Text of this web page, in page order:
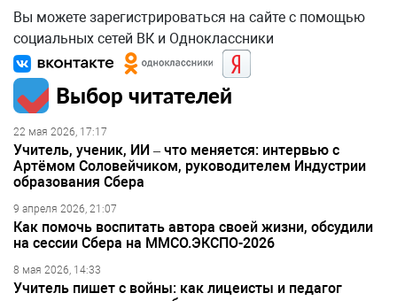
Вы можете зарегистрироваться на сайте с помощью
социальных сетей ВК и Одноклассники
Выбор читателей
22 мая 2026, 17:17
Учитель, ученик, ИИ – что меняется: интервью с
Артёмом Соловейчиком, руководителем Индустрии
образования Сбера
9 апреля 2026, 21:07
Как помочь воспитать автора своей жизни, обсудили
на сессии Сбера на ММСО.ЭКСПО-2026
8 мая 2026, 14:33
Учитель пишет с войны: как лицеисты и педагог